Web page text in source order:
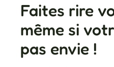
Faites rire
même si
pas envie !